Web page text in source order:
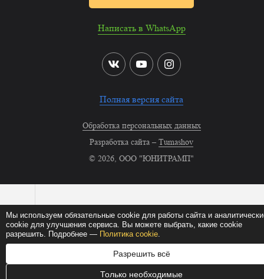
Написать в WhatsApp
Полная версия сайта
Обработка персональных данных
Разработка сайта – Tumashov
© 2026, ООО "ЮНИТРАМП"
Мы используем обязательные cookie для работы сайта и
cookie для улучшения сервиса. Вы можете выбрать, какие cookie
разрешить. Подробнее — Политика cookie.
Разрешить всё
Только необходимые